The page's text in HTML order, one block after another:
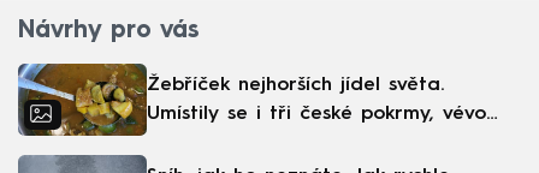
Návrhy pro vás
Žebříček nejhorších jídel světa.
Umístily se i tři české pokrmy, vévodí